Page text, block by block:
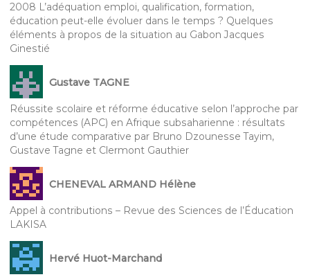
2008 L’adéquation emploi, qualification, formation,
éducation peut-elle évoluer dans le temps ? Quelques
éléments à propos de la situation au Gabon Jacques
Ginestié
Gustave TAGNE
Réussite scolaire et réforme éducative selon l’approche par
compétences (APC) en Afrique subsaharienne : résultats
d’une étude comparative par Bruno Dzounesse Tayim,
Gustave Tagne et Clermont Gauthier
CHENEVAL ARMAND Hélène
Appel à contributions – Revue des Sciences de l’Éducation
LAKISA
Hervé Huot-Marchand